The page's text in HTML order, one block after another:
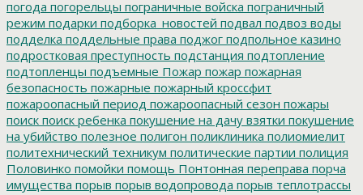
погода погорельцы пограничные войска пограничный
режим подарки подборка_новостей подвал подвоз воды
подделка поддельные права поджог подпольное казино
подростковая преступность подстанция подтопление
подтопленцы подъемные Пожар пожар пожарная
безопасность пожарные пожарный кроссфит
пожароопасный период пожароопасный сезон пожары
поиск поиск ребенка покушение на дачу взятки покушение
на убийство полезное полигон поликлиника полиомиелит
политехнический техникум политические партии полиция
Половинко помойки помощь Понтонная переправа порча
имущества порыв порыв водопровода порыв теплотрассы